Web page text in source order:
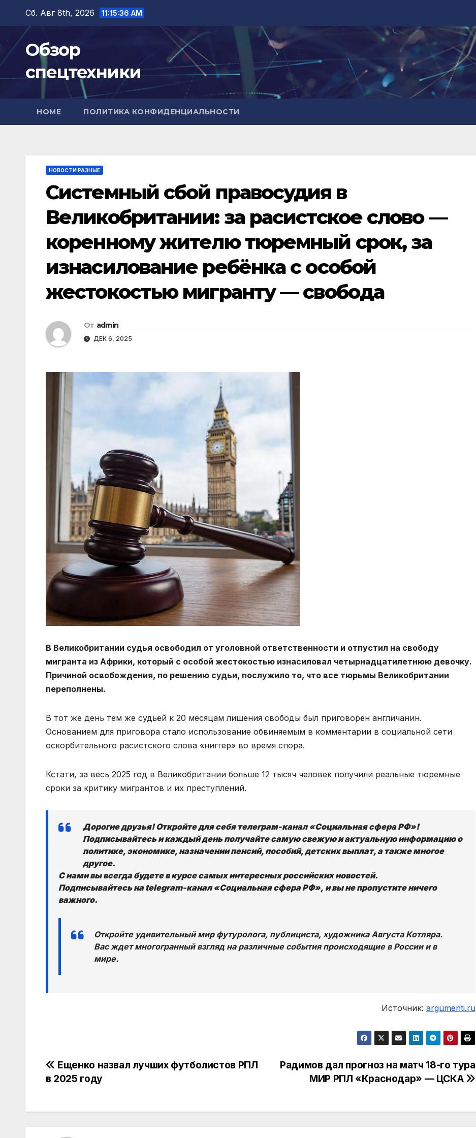
Перейти
содержимому
Сб. Авг 8th, 2026 11:15:37 AM
Обзор
спецтехники
HOME ПОЛИТИКА КОНФИДЕНЦИАЛЬНОСТИ
НОВОСТИ РАЗНЫЕ
Системный сбой правосудия в
Великобритании: за расистское слово —
коренному жителю тюремный срок, за
изнасилование ребёнка с особой
жестокостью мигранту — свобода
От admin
ДЕК 6, 2025
В Великобритании судья освободил от уголовной ответственности и отпустил на свободу
мигранта из Африки, который с особой жестокостью изнасиловал четырнадцатилетнюю девочку.
Причиной освобождения, по решению судьи, послужило то, что все тюрьмы Великобритании
переполнены.
В тот же день тем же судьёй к 20 месяцам лишения свободы был приговорён англичанин.
Основанием для приговора стало использование обвиняемым в комментарии в социальной сети
оскорбительного расистского слова «ниггер» во время спора.
Кстати, за весь 2025 год в Великобритании больше 12 тысяч человек получили реальные тюремные
сроки за критику мигрантов и их преступлений.
Дорогие друзья! Откройте для себя телеграм-канал «Социальная сфера РФ»!
Подписывайтесь и каждый день получайте самую свежую и актуальную информацию о
политике, экономике, назначении пенсий, пособий, детских выплат, а также многое
другое.
С нами вы всегда будете в курсе самых интересных российских новостей.
Подписывайтесь на telegram-канал «Социальная сфера РФ», и вы не пропустите ничего
важного.
Откройте удивительный мир футуролога, публициста, художника Августа Котляра.
Вас ждет многогранный взгляд на различные события происходящие в России и в
мире.
Источник: argumenti.ru
Навигация
записям
Радимов дал прогноз на матч 18-го тура
МИР РПЛ «Краснодар» — ЦСКА
Ещенко назвал лучших футболистов РПЛ
в 2025 году